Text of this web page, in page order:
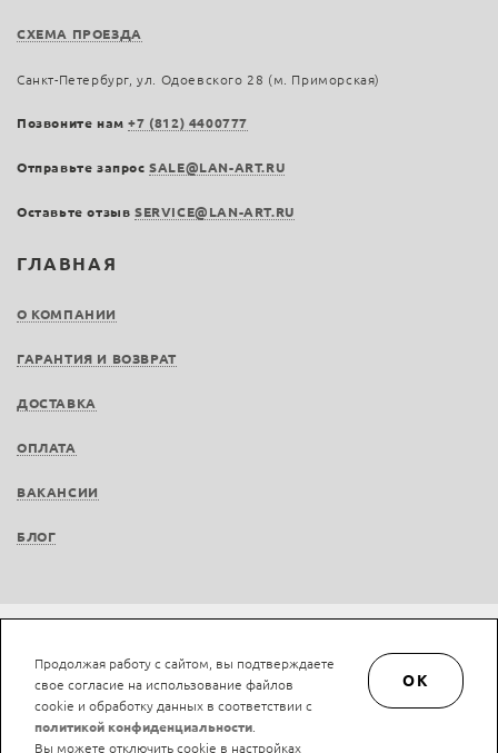
ГЛАВНАЯ
О КОМПАНИИ
ГАРАНТИЯ И ВОЗВРАТ
ДОСТАВКА
ОПЛАТА
ВАКАНСИИ
БЛОГ
СХЕМА ПРОЕЗДА
Санкт-Петербург, ул. Одоевского 28 (м. Приморская)
Позвоните нам+7 (812) 4400777
Отправьте запросSALE@LAN-ART.RU
Оставьте отзыв SERVICE@LAN-ART.RU
Положение об обработке и защите персональных данных.
Продолжая работу с сайтом, вы подтверждаете
свое согласие на использование файлов
cookie и обработку данных в соответствии с
политикой конфиденциальности
Вы можете отключить cookie в настройках
OK